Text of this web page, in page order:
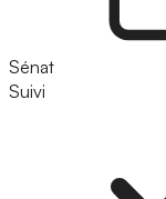
Sénat
Suivi